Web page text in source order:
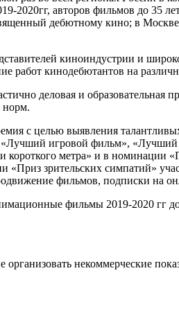
авторов фильмов до 35
дебютному кино; в
киноиндустрии и
работ кинодебютантов на
деловая и
норм.
с целью выявления
«Лучший игровой фильм»,
короткого метра» и в номинации
зрительских симпатий»
фильмов, подписки на
фильмы 2019-2020 гг
некоммерческие